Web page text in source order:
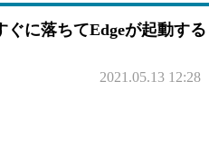
に落ちてEdgeが起動する
2021.05.13 12:28